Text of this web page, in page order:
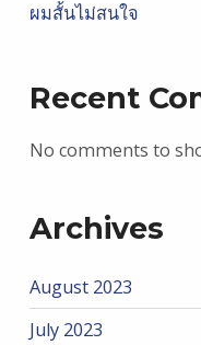
ผมสั้นไม่สนใจ
Recent
No comments to
Archives
August 2023
July 2023